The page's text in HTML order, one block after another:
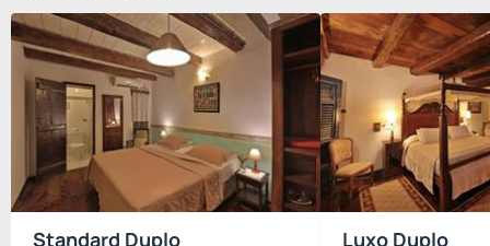
Standard Duplo Luxo Duplo